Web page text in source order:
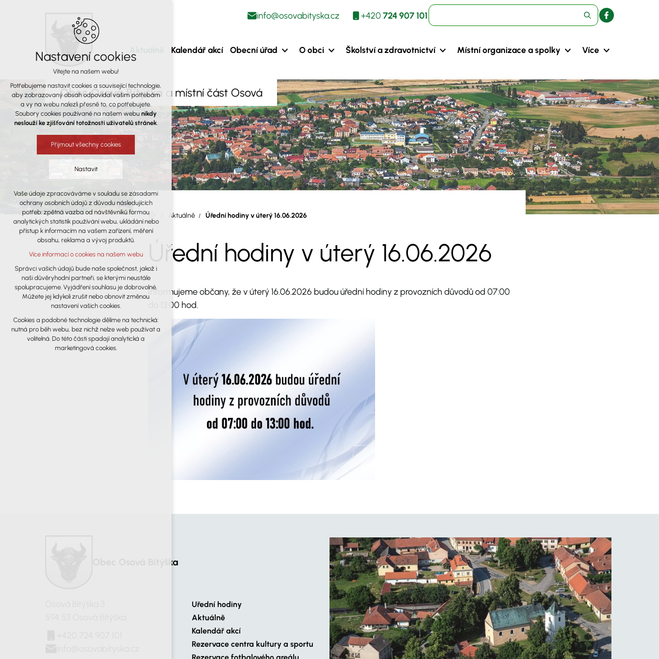
info@osovabityska.cz +420724 907 101
Kalendář akcí Obecní úřad O obci Školství a zdravotnictví Místní organizace a spolky Více
Obec Osová Bítýška a místní část Osová
Aktuálně Úřední hodiny v úterý 16.06.2026
Úřední hodiny v úterý 16.06.2026
Informujeme občany, že v úterý 16.06.2026 budou úřední hodiny z provozních důvodů od 07:00
do 13:00 hod.
Obec Osová Bítýška
Uřední hodiny
Aktuálně
Kalendář akcí
Rezervace centra kultury a sportu
Nastavení cookies
Vítejte na našem webu!
Potřebujeme nastavit cookies a související technologie,
aby zobrazovaný obsah odpovídal vašim potřebám
a vy na webu nalezli přesně to, co potřebujete.
Soubory cookies používané na našem webu nikdy
neslouží ke zjišťování totožnosti uživatelů stránek.
Přijmout všechny cookies
Nastavit
Technická cookies
nutná pro provozování webu
udržení kontextu stránek (session): případná
přihlášení, volby jazyka, apod.
analytická pro anonymizované
vyhodnocení návštěvnosti
marketingová cookies (Google)
Více informací o cookies na našem webu
Přijmout všechny cookies
Odmítnout vše
Vaše údaje zpracováváme v souladu se zásadami
ochrany osobních údajů z důvodu následujících
potřeb: zpětná vazba od návštěvníků formou
analytických statistik používání webu, ukládání nebo
přístup k informacím na vašem zařízení, měření
obsahu, reklama a vývoj produktů.
Více informací o cookies na našem webu
Správci vašich údajů bude naše společnost, jakož i
naši důvěryhodní partneři, se kterými neustále
spolupracujeme. Vyjádření souhlasu je dobrovolné.
Můžete jej kdykoli zrušit nebo obnovit změnou
nastavení vašich cookies.
Cookies a podobné technologie dělíme na technická:
nutná pro běh webu, bez nichž nelze web používat a
volitelná. Do této části spadají analytická a
marketingová cookies.